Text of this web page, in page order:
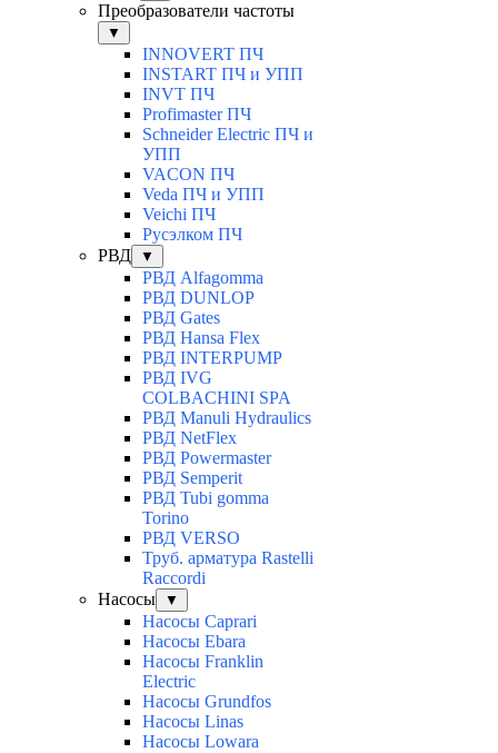
Преобразователи частоты
▼
INNOVERT ПЧ
INSTART ПЧ и УПП
INVT ПЧ
Profimaster ПЧ
Schneider Electric ПЧ и
УПП
VACON ПЧ
Veda ПЧ и УПП
Veichi ПЧ
Русэлком ПЧ
РВД
▼
РВД Alfagomma
РВД DUNLOP
РВД Gates
РВД Hansa Flex
РВД INTERPUMP
РВД IVG
COLBACHINI SPA
РВД Manuli Hydraulics
РВД NetFlex
РВД Powermaster
РВД Semperit
РВД Tubi gomma
Torino
РВД VERSO
Труб. арматура Rastelli
Raccordi
Насосы
▼
Насосы Caprari
Насосы Ebara
Насосы Franklin
Electric
Насосы Grundfos
Насосы Linas
Насосы Lowara